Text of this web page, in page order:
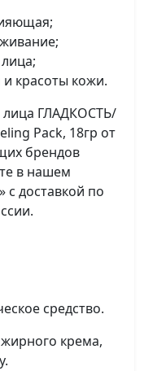
красоты кожи.
лица ГЛАДКОСТЬ/
Pack, 18гр от
брендов
в нашем
с доставкой по
средство.
крема,